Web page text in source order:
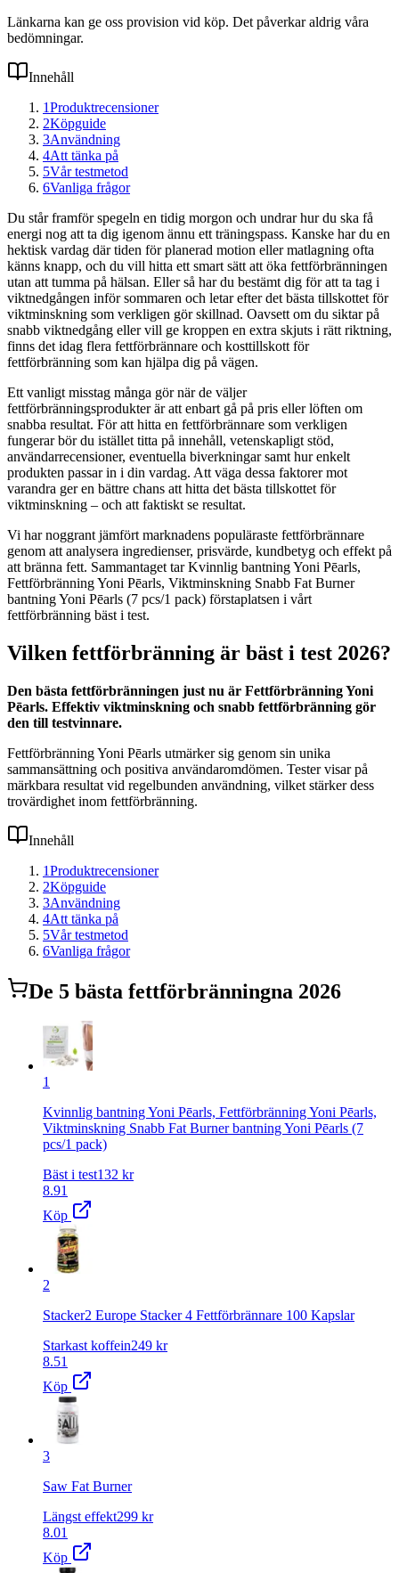
Länkarna kan ge oss provision vid köp. Det påverkar aldrig våra
bedömningar.
Innehåll
1Produktrecensioner
2Köpguide
3Användning
4Att tänka på
5Vår testmetod
6Vanliga frågor
Du står framför spegeln en tidig morgon och undrar hur du ska få
energi nog att ta dig igenom ännu ett träningspass. Kanske har du en
hektisk vardag där tiden för planerad motion eller matlagning ofta
känns knapp, och du vill hitta ett smart sätt att öka fettförbränningen
utan att tumma på hälsan. Eller så har du bestämt dig för att ta tag i
viktnedgången inför sommaren och letar efter det bästa tillskottet för
viktminskning som verkligen gör skillnad. Oavsett om du siktar på
snabb viktnedgång eller vill ge kroppen en extra skjuts i rätt riktning,
finns det idag flera fettförbrännare och kosttillskott för
fettförbränning som kan hjälpa dig på vägen.
Ett vanligt misstag många gör när de väljer
fettförbränningsprodukter är att enbart gå på pris eller löften om
snabba resultat. För att hitta en fettförbrännare som verkligen
fungerar bör du istället titta på innehåll, vetenskapligt stöd,
användarrecensioner, eventuella biverkningar samt hur enkelt
produkten passar in i din vardag. Att väga dessa faktorer mot
varandra ger en bättre chans att hitta det bästa tillskottet för
viktminskning – och att faktiskt se resultat.
Vi har noggrant jämfört marknadens populäraste fettförbrännare
genom att analysera ingredienser, prisvärde, kundbetyg och effekt på
att bränna fett. Sammantaget tar Kvinnlig bantning Yoni Pēarls,
Fettförbränning Yoni Pēarls, Viktminskning Snabb Fat Burner
bantning Yoni Pēarls (7 pcs/1 pack) förstaplatsen i vårt
fettförbränning bäst i test.
Vilken fettförbränning är bäst i test 2026?
Den bästa fettförbränningen just nu är Fettförbränning Yoni
Pēarls. Effektiv viktminskning och snabb fettförbränning gör
den till testvinnare.
Fettförbränning Yoni Pēarls utmärker sig genom sin unika
sammansättning och positiva användaromdömen. Tester visar på
märkbara resultat vid regelbunden användning, vilket stärker dess
trovärdighet inom fettförbränning.
Innehåll
1Produktrecensioner
2Köpguide
3Användning
4Att tänka på
5Vår testmetod
6Vanliga frågor
De 5 bästa fettförbränningna 2026
1
Kvinnlig bantning Yoni Pēarls, Fettförbränning Yoni Pēarls,
Viktminskning Snabb Fat Burner bantning Yoni Pēarls (7
pcs/1 pack)
Bäst i test132 kr
8.91
Köp
2
Stacker2 Europe Stacker 4 Fettförbrännare 100 Kapslar
Starkast koffein249 kr
8.51
Köp
3
Saw Fat Burner
Längst effekt299 kr
8.01
Köp